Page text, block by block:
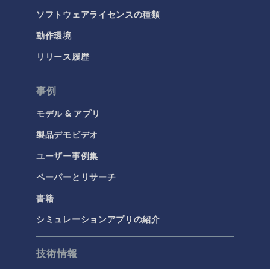
ソフトウェアライセンスの種類
動作環境
リリース履歴
事例
モデル & アプリ
製品デモビデオ
ユーザー事例集
ペーパーとリサーチ
書籍
シミュレーションアプリの紹介
技術情報